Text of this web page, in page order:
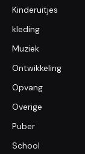
Kinderuitjes
kleding
Muziek
Ontwikkeling
Opvang
Overige
Puber
School